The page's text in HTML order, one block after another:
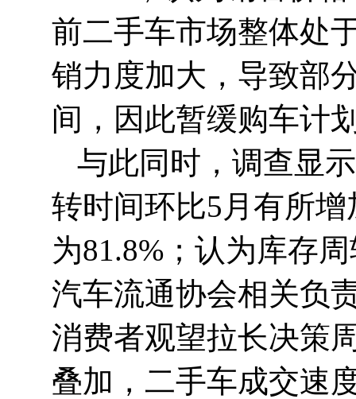
前二手车市场整体处
销力度加大，导致部
间，因此暂缓购车计
与此同时，调查显
转时间环比5月有所
为81.8%；认为库存
汽车流通协会相关负
消费者观望拉长决策
叠加，二手车成交速